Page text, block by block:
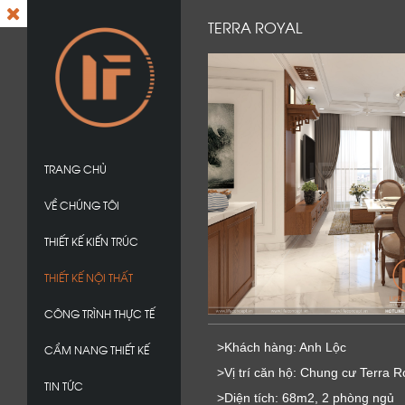
TRANG CHỦ
VỀ CHÚNG TÔI
THIẾT KẾ KIẾN TRÚC
THIẾT KẾ NỘI THẤT
CÔNG TRÌNH THỰC TẾ
CẨM NANG THIẾT KẾ
TIN TỨC
TERRA ROYAL
>Khách hàng: Anh Lộc
>Vị trí căn hộ: Chung cư Terra
>Diện tích: 68m2, 2 phòng ngủ